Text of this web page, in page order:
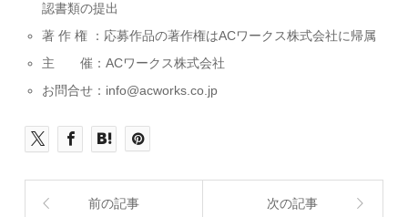
認書類の提出
著 作 権 ：応募作品の著作権はACワークス株式会社に帰属
主 催：ACワークス株式会社
お問合せ：info@acworks.co.jp
前の記事 次の記事